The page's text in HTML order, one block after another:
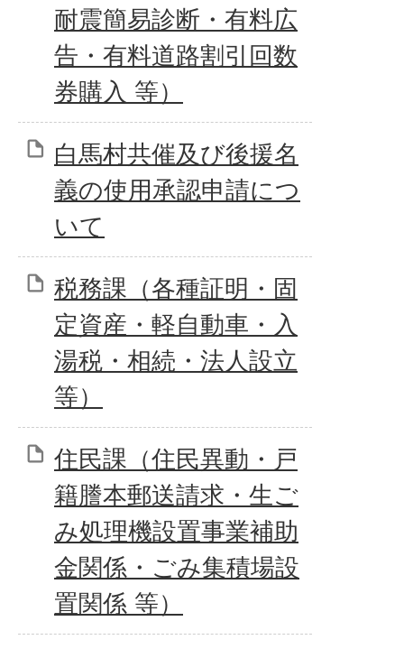
耐震簡易診断・有料広
告・有料道路割引回数
券購入 等）
白馬村共催及び後援名
義の使用承認申請につ
いて
税務課（各種証明・固
定資産・軽自動車・入
湯税・相続・法人設立
等）
住民課（住民異動・戸
籍謄本郵送請求・生ご
み処理機設置事業補助
金関係・ごみ集積場設
置関係 等）